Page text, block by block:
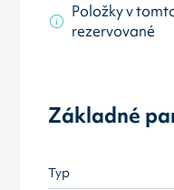
Položky v
rezervované
Základné
Typ